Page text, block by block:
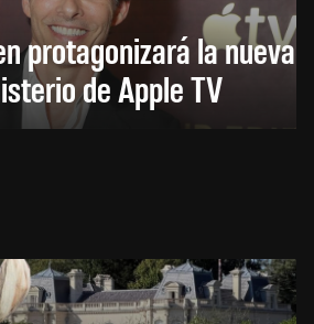
protagonizará la nueva
de Apple TV